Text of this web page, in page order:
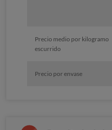
Precio medio por kilogramo
escurrido
Precio por envase